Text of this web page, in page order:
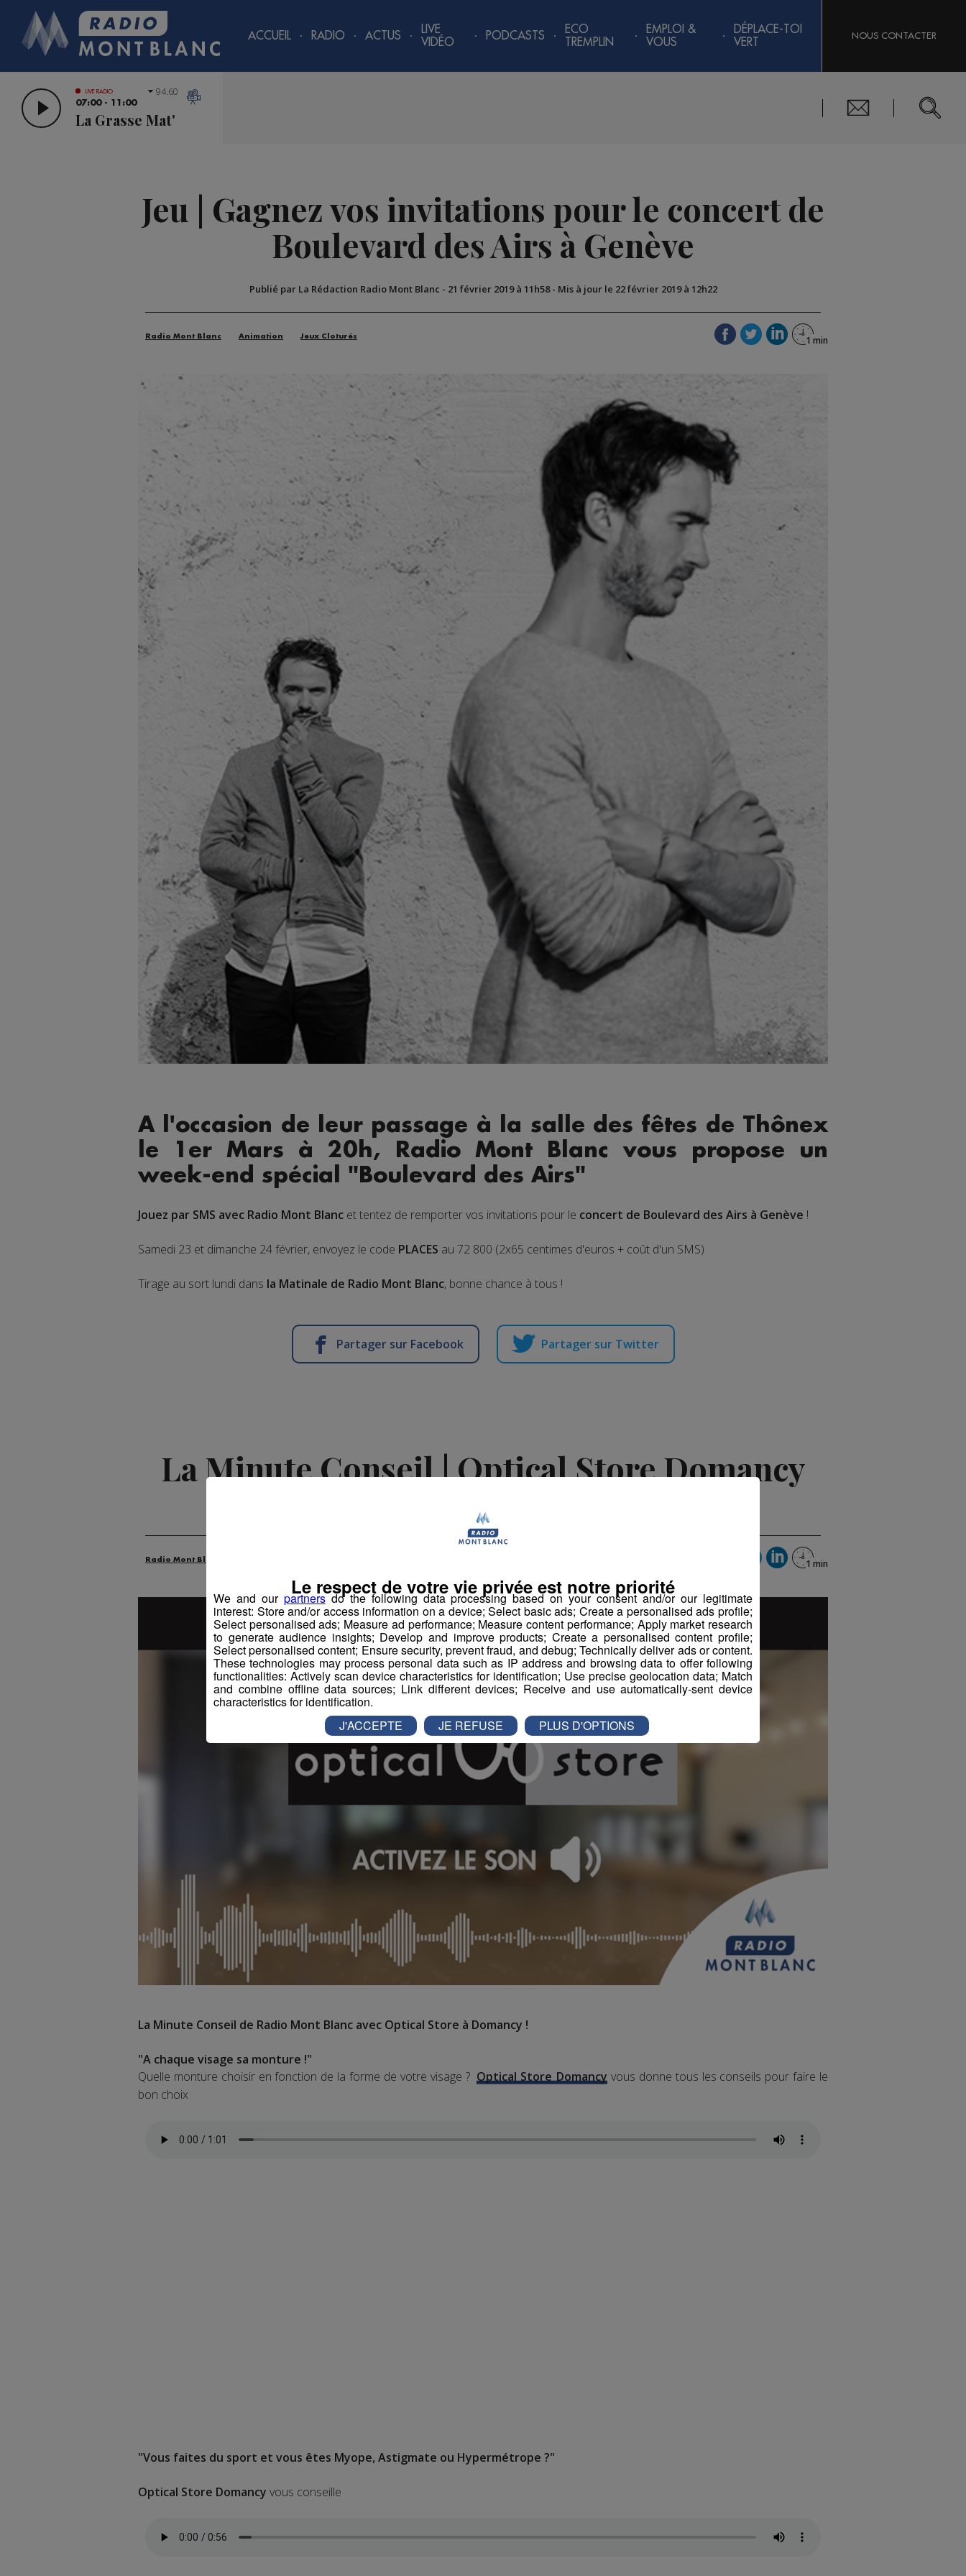
ACCUEIL RADIO ACTUS
LIVE
VIDÉO
PODCASTS
ECO
TREMPLIN
EMPLOI &
VOUS
DÉPLACE-TOI
VERT
NOUS CONTACTER
LIVE RADIO
07:00 - 11:00
La Grasse Mat'
94.60
Jeu | Gagnez vos invitations pour le concert de
Boulevard des Airs à Genève
Publié par La Rédaction Radio Mont Blanc - 21 février 2019 à 11h58- Mis à jour le 22 février 2019 à 12h22
Radio Mont Blanc Animation Jeux Cloturés
A l'occasion de leur passage à la salle des fêtes de Thônex
le 1er Mars à 20h,
Radio Mont Blanc vous propose un
week-end spécial "Boulevard des Airs"
Jouez par SMS avec Radio Mont Blanc et tentez de remporter vos invitations pour le concert de Boulevard des Airs à Genève !
Samedi 23 et dimanche 24 février, envoyez le code PLACES au 72 800 (2x65 centimes d'euros + coût d'un SMS)
Tirage au sort lundi dans la Matinale de Radio Mont Blanc, bonne chance à tous !
Partager sur Facebook Partager sur Twitter
La Minute Conseil | Optical Store Domancy
22 février 2019 à 16h13
Radio Mont Blanc
La Minute Conseil de Radio Mont Blanc avec Optical Store à Domancy !
"A chaque visage sa monture !"
Quelle monture choisir en fonction de la forme de votre visage ?Optical Store Domancy vous donne tous les conseils pour faire le
bon choix
"Vous faites du sport et vous êtes Myope, Astigmate ou Hypermétrope ?"
Optical Store Domancy vous conseille
We and our partnersdo the following data processing based on your consent and/or our legitimate
interest: Store and/or access information on a device; Select basic ads; Create a personalised ads profile;
Select personalised ads; Measure ad performance; Measure content performance; Apply market research
to generate audience insights; Develop and improve products; Create a personalised content profile;
Select personalised content; Ensure security, prevent fraud, and debug; Technically deliver ads or content.
These technologies may process personal data such as IP address and browsing data to offer following
functionalities: Actively scan device characteristics for identification; Use precise geolocation data; Match
and combine offline data sources; Link different devices; Receive and use automatically-sent device
characteristics for identification.
Le respect de votre vie privée est notre priorité
J'ACCEPTE JE REFUSE PLUS D'OPTIONS